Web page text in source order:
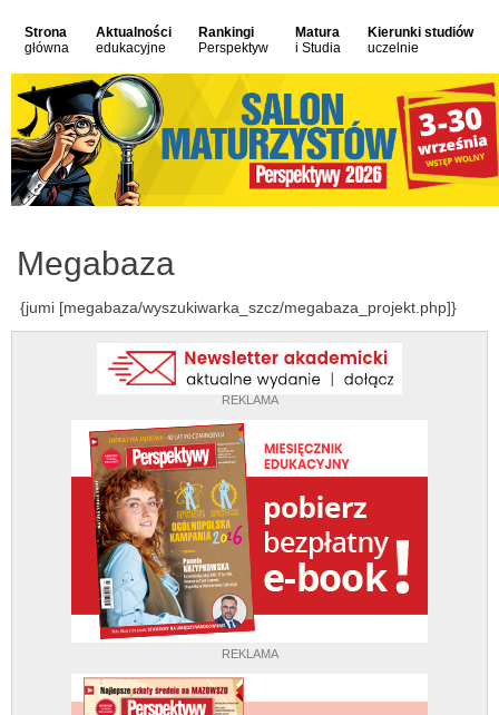
Strona
główna
Aktualności
edukacyjne
Rankingi
Perspektyw
Matura
i Studia
Kierunki studiów
uczelnie
REKLAMA
REKLAMA
Megabaza
{jumi [megabaza/wyszukiwarka_szcz/megabaza_projekt.php]}